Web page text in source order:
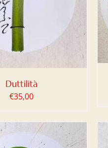
Duttilità
€35,00
DETTAGLI